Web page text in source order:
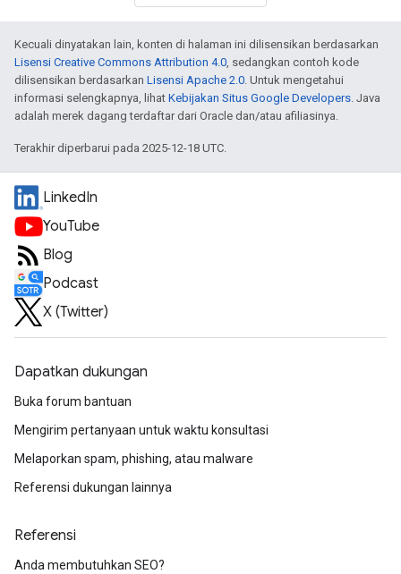
Kecuali dinyatakan lain, konten di halaman ini dilisensikan berdasarkan
Lisensi Creative Commons Attribution 4.0, sedangkan contoh kode
dilisensikan berdasarkan Lisensi Apache 2.0. Untuk mengetahui
informasi selengkapnya, lihat Kebijakan Situs Google Developers. Java
adalah merek dagang terdaftar dari Oracle dan/atau afiliasinya.
Terakhir diperbarui pada 2025-12-18 UTC.
LinkedIn
YouTube
Blog
Podcast
X (Twitter)
Dapatkan dukungan
Buka forum bantuan
Mengirim pertanyaan untuk waktu konsultasi
Melaporkan spam, phishing, atau malware
Referensi dukungan lainnya
Referensi
Anda membutuhkan SEO?